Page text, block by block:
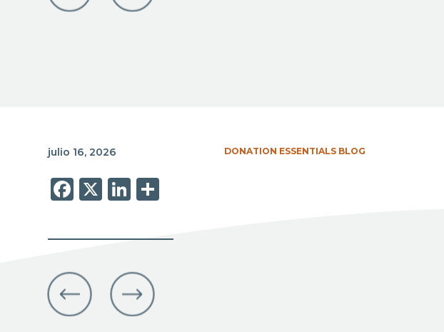
julio 16, 2026
Facebook
X LinkedIn
Share
DONATION ESSENTIALS BLOG